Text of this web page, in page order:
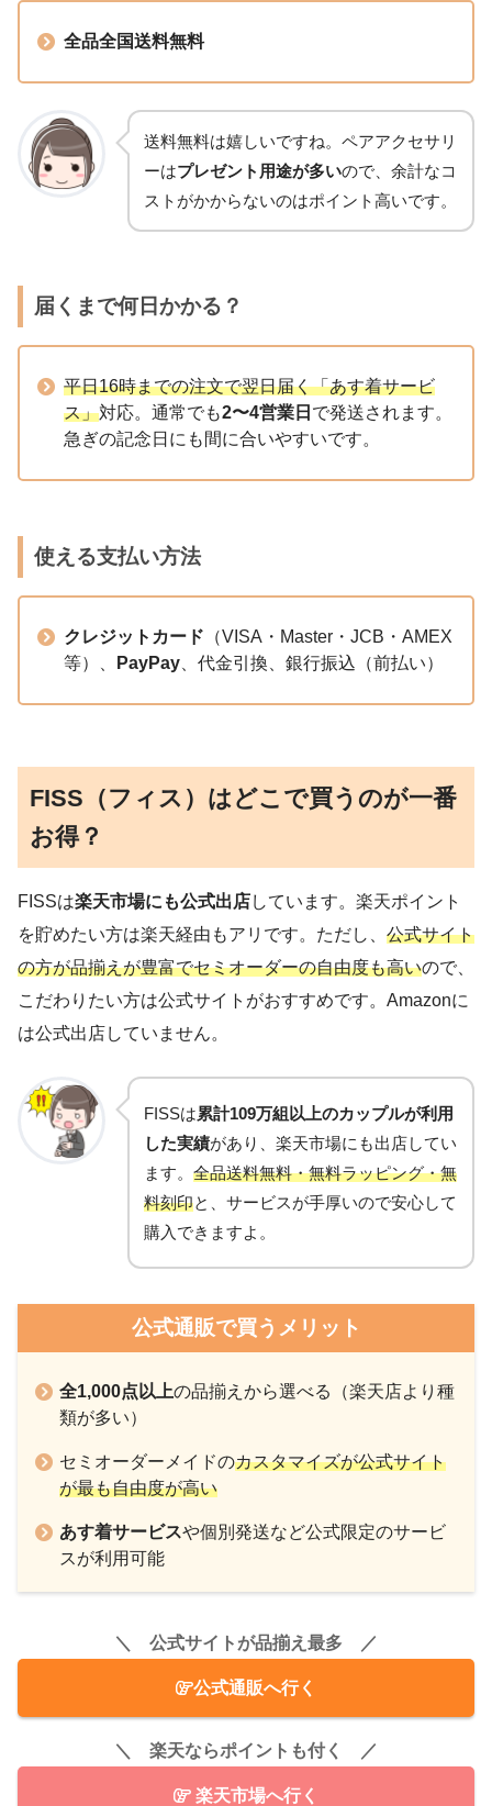
全品全国送料無料
送料無料は嬉しいですね。ペアアクセサリ
ーはプレゼント用途が多いので、余計なコ
ストがかからないのはポイント高いです。
届くまで何日かかる？
平日16時までの注文で翌日届く「あす着サービ
ス」対応。通常でも2〜4営業日 で発送されます。
急ぎの記念日にも間に合いやすいです。
使える支払い方法
クレジットカード （VISA・Master・JCB・AMEX
等）、
PayPay 、代金引換、銀行振込（前払い）
FISS（フィス）はどこで買うのが一番
お得？
FISSは楽天市場にも公式出店しています。楽天ポイント
を貯めたい方は楽天経由もアリです。ただし、 公式サイト
の方が品揃えが豊富でセミオーダーの自由度も高いので、
こだわりたい方は公式サイトがおすすめです。Amazonに
は公式出店していません。
FISSは累計109万組以上のカップルが利用
した実績があり、楽天市場にも出店してい
ます。 全品送料無料・無料ラッピング・無
料刻印と、サービスが手厚いので安心して
購入できますよ。
公式通販で買うメリット
全1,000点以上の品揃えから選べる（楽天店より種
類が多い）
セミオーダーメイドのカスタマイズが公式サイト
が最も自由度が高い
あす着サービスや個別発送など公式限定のサービ
スが利用可能
＼ 公式サイトが品揃え最多 ／
公式通販へ行く
＼ 楽天ならポイントも付く ／
楽天市場へ行く